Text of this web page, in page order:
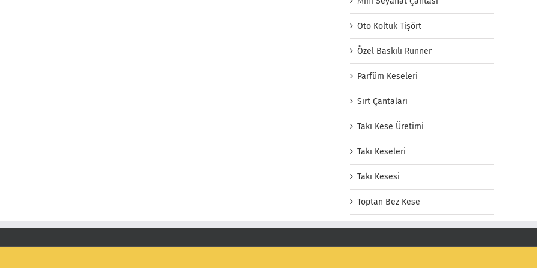
Oto Koltuk Tişört
Özel Baskılı Runner
Parfüm Keseleri
Sırt Çantaları
Takı Kese Üretimi
Takı Keseleri
Takı Kesesi
Toptan Bez Kese